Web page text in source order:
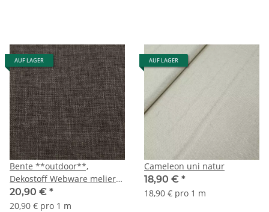
AUF LAGER
Bente **outdoor**,
Dekostoff Webware meliert
schlamm
20,90 € *
20,90 € pro 1 m
AUF LAGER
Cameleon uni natur
18,90 € *
18,90 € pro 1 m